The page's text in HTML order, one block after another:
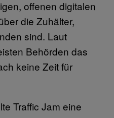
offenen digitalen
die Zuhälter,
sind. Laut
Behörden das
keine Zeit für
Traffic Jam eine